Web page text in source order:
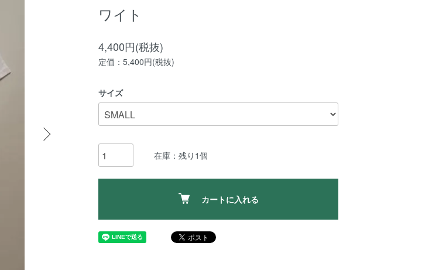
ワイト
4,400円(税抜)
定価：5,400円(税抜)
サイズ
在庫：残り1個
カートに入れる